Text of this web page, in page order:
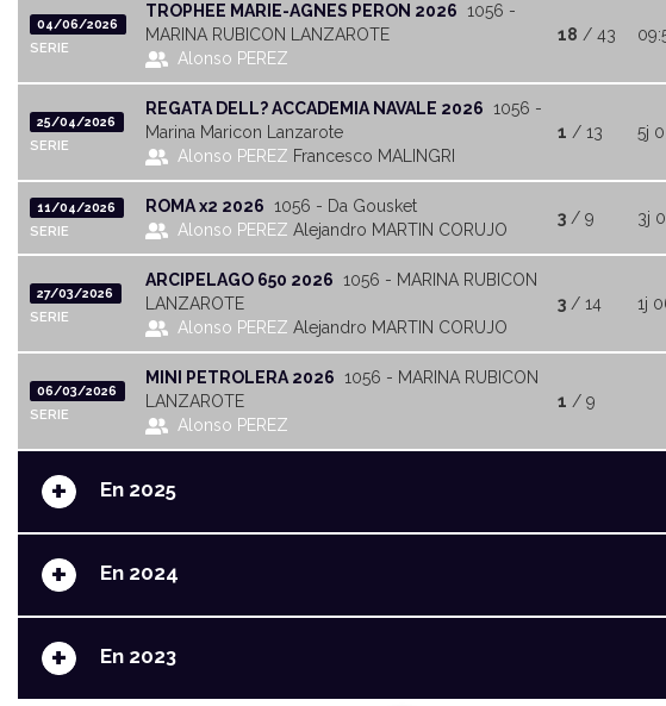
04/06/2026
SERIE
TROPHEE MARIE-AGNES PERON 2026 1056 -
MARINA RUBICON LANZAROTE
Alonso PEREZ
18 / 43
25/04/2026
SERIE
REGATA DELL? ACCADEMIA NAVALE 2026 1056 -
Marina Maricon Lanzarote
Alonso PEREZ Francesco MALINGRI
1 / 13 5j
11/04/2026
SERIE
ROMA x2 2026 1056 - Da Gousket
Alonso PEREZ Alejandro MARTIN CORUJO
3 / 9 3j
27/03/2026
SERIE
ARCIPELAGO 650 2026 1056 - MARINA RUBICON
LANZAROTE
Alonso PEREZ Alejandro MARTIN CORUJO
3 / 14 1j
06/03/2026
SERIE
MINI PETROLERA 2026 1056 - MARINA RUBICON
LANZAROTE
Alonso PEREZ
1 / 9
+ En 2025
+ En 2024
+ En 2023